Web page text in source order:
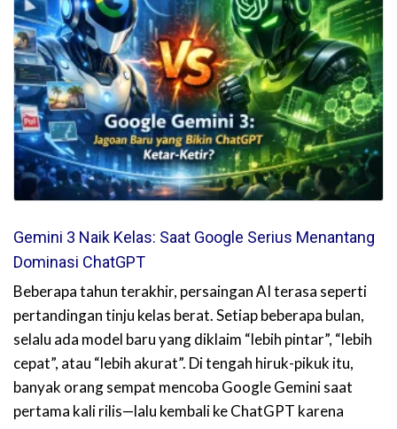
Gemini 3 Naik Kelas: Saat Google Serius Menantang
Dominasi ChatGPT
Beberapa tahun terakhir, persaingan AI terasa seperti
pertandingan tinju kelas berat. Setiap beberapa bulan,
selalu ada model baru yang diklaim “lebih pintar”, “lebih
cepat”, atau “lebih akurat”. Di tengah hiruk-pikuk itu,
banyak orang sempat mencoba Google Gemini saat
pertama kali rilis—lalu kembali ke ChatGPT karena